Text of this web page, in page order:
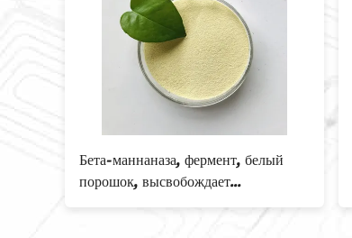
Бета-маннаназа, фермент, белый
порошок, высвобождает
питательные вещества, расщепляет